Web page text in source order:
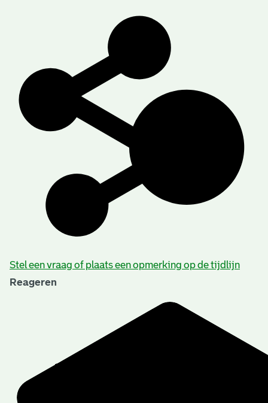
Stel een vraag of plaats een opmerking op de tijdlijn
Reageren